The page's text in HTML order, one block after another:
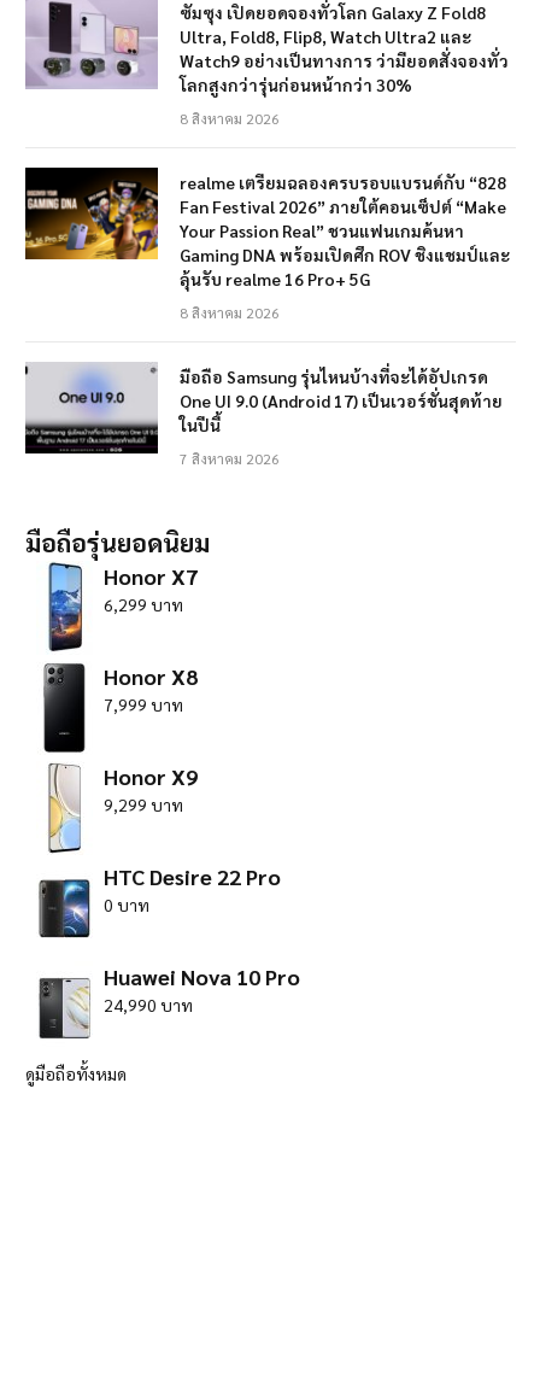
ซัมซุง เปิดยอดจองทั่วโลก Galaxy Z Fold8
Ultra, Fold8, Flip8, Watch Ultra2 และ
Watch9 อย่างเป็นทางการ ว่ามียอดสั่งจองทั่ว
โลกสูงกว่ารุ่นก่อนหน้ากว่า 30%
8 สิงหาคม 2026
realme เตรียมฉลองครบรอบแบรนด์กับ “828
Fan Festival 2026” ภายใต้คอนเซ็ปต์ “Make
Your Passion Real” ชวนแฟนเกมค้นหา
Gaming DNA พร้อมเปิดศึก ROV ชิงแชมป์และ
ลุ้นรับ realme 16 Pro+ 5G
8 สิงหาคม 2026
มือถือ Samsung รุ่นไหนบ้างที่จะได้อัปเกรด
One UI 9.0 (Android 17) เป็นเวอร์ชั่นสุดท้าย
ในปีนี้
7 สิงหาคม 2026
มือถือรุ่นยอดนิยม
Honor X7
6,299 บาท
Honor X8
7,999 บาท
Honor X9
9,299 บาท
HTC Desire 22 Pro
0 บาท
Huawei Nova 10 Pro
24,990 บาท
ดูมือถือทั้งหมด